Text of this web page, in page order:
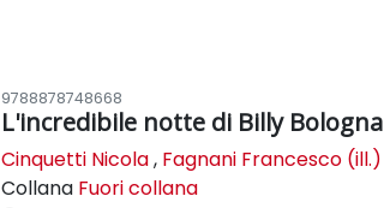
9788878748668
L'incredibile notte di Billy Bologna
Cinquetti Nicola, Fagnani Francesco (ill.)
Collana Fuori collana